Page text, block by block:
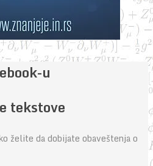
u
tekstove
želite da dobijate obaveštenja o